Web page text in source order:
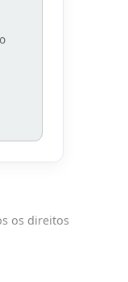
os direitos